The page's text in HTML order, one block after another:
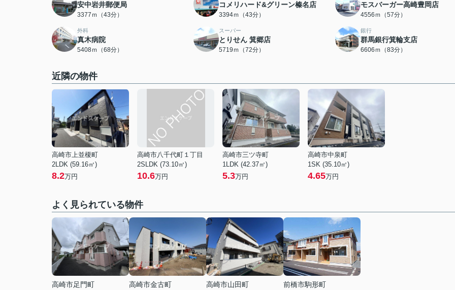
安中岩井郵便局
3377ｍ（43分）
コメリハード&グリーン榛名店
3394ｍ（43分）
モスバーガー高崎豊岡店
4556ｍ（57分）
外科
真木病院
5408ｍ（68分）
スーパー
とりせん 箕郷店
5719ｍ（72分）
銀行
群馬銀行箕輪支店
6606ｍ（83分）
近隣の物件
高崎市上並榎町
2LDK (59.16㎡)
8.2万円
高崎市八千代町１丁目
2SLDK (73.10㎡)
10.6万円
高崎市三ツ寺町
1LDK (42.37㎡)
5.3万円
高崎市中泉町
1SK (35.10㎡)
4.65万円
よく見られている物件
高崎市足門町 高崎市金古町 高崎市山田町 前橋市駒形町